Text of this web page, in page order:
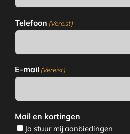
Telefoon (Vereist)
E-mail (Vereist)
Mail en kortingen
Ja stuur mij aanbiedingen